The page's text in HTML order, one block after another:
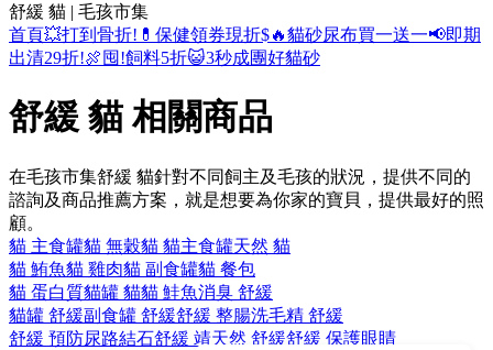
舒緩 貓 | 毛孩市集
首頁💥打到骨折! 💊保健領券現折$🔥貓砂尿布買一送一📢即期
出清29折!🍖囤!飼料5折😺3秒成團好貓砂
舒緩 貓 相關商品
在毛孩市集舒緩 貓針對不同飼主及毛孩的狀況，提供不同的
諮詢及商品推薦方案，就是想要為你家的寶貝，提供最好的照
顧。
貓 主食罐貓 無穀貓 貓主食罐天然 貓
貓 鮪魚貓 雞肉貓 副食罐貓 餐包
貓 蛋白質貓罐 貓貓 鮭魚消臭 舒緩
貓罐 舒緩副食罐 舒緩舒緩 整腸洗毛精 舒緩
舒緩 預防尿路結石舒緩 靖天然 舒緩舒緩 保護眼睛